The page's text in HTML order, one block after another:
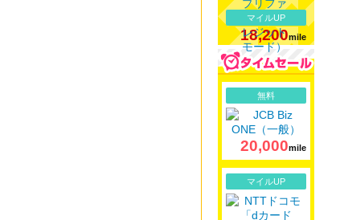
マイルUP
18,200mile
無料
20,000mile
マイルUP